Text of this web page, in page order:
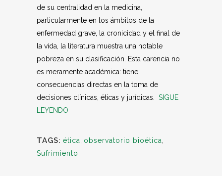
de su centralidad en la medicina,
particularmente en los ámbitos de la
enfermedad grave, la cronicidad y el final de
la vida, la literatura muestra una notable
pobreza en su clasificación. Esta carencia no
es meramente académica: tiene
consecuencias directas en la toma de
decisiones clínicas, éticas y jurídicas. SIGUE
LEYENDO
TAGS: ética observatorio bioética
Sufrimiento